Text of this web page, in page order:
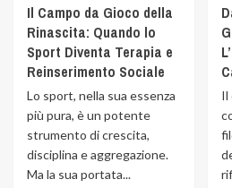
Il Campo da Gioco della
Rinascita: Quando lo
Sport Diventa Terapia e
Reinserimento Sociale
Lo sport, nella sua essenza
più pura, è un potente
strumento di crescita,
disciplina e aggregazione.
Ma la sua portata...
Il